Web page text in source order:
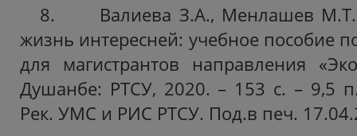
8. Валиева З.А., Менлашев М.Т.
жизнь интересней: учебное пособие
для магистрантов направления
Душанбе: РТСУ, 2020. – 153 с. – 9,5
Рек. УМС и РИС РТСУ. Под.в печ.